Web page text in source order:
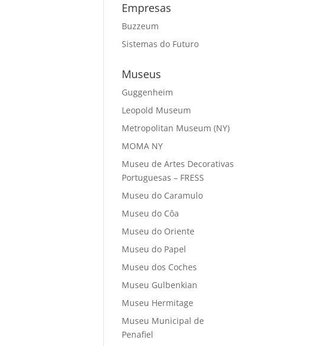
Empresas
Buzzeum
Sistemas do Futuro
Museus
Guggenheim
Leopold Museum
Metropolitan Museum (NY)
MOMA NY
Museu de Artes Decorativas
Portuguesas – FRESS
Museu do Caramulo
Museu do Côa
Museu do Oriente
Museu do Papel
Museu dos Coches
Museu Gulbenkian
Museu Hermitage
Museu Municipal de
Penafiel